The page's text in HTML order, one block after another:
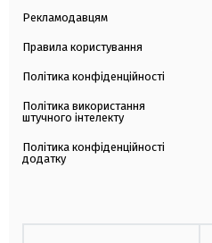
Рекламодавцям
Правила користування
Політика конфіденційності
Політика використання
штучного інтелекту
Політика конфіденційності
додатку